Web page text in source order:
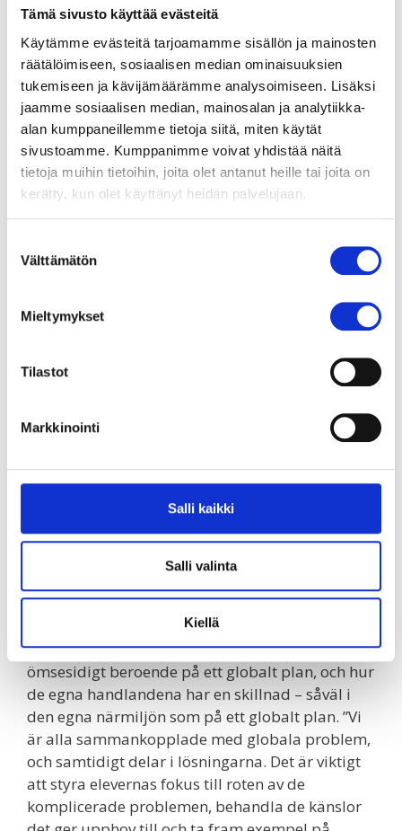
Tämä sivusto käyttää evästeitä
Käytämme evästeitä tarjoamamme sisällön ja mainosten
räätälöimiseen, sosiaalisen median ominaisuuksien
tukemiseen ja kävijämäärämme analysoimiseen. Lisäksi
jaamme sosiaalisen median, mainosalan ja analytiikka-
alan kumppaneillemme tietoja siitä, miten käytät
sivustoamme. Kumppanimme voivat yhdistää näitä
tietoja muihin tietoihin, joita olet antanut heille tai joita on
kerätty, kun olet käyttänyt heidän palvelujaan.
valinta
Välttämätön
Mieltymykset
Tilastot
Markkinointi
Salli kaikki
Salli valinta
Kiellä
diskussionerna funderade man över lärar-yrket
sätten att påverka i samhället. ”Läraren kan
påverka de enstaka ungdomarna och
åstadkomma förändringar i attityder, tankesätt
och till och med beteendet”, konstaterade en av
de blivande lärarna.
”För att kunna skapa en hållbar framtid och ett
värden och målsättningar, och potentiellt
omvärderar de tillvägagångssätt man vant sig
vid,” säger Anna Kivimäki, Dagsverkes planerar
för global fostran.
Centralt i global fostran är att stöda eleverna att
själva betrakta världens fenomen och delta i
övningarna. Det är viktigt att öka förståelsen för
ömsesidigt beroende på ett globalt plan, och hur
de egna handlandena har en skillnad – såväl i
den egna närmiljön som på ett globalt plan. ”Vi
är alla sammankopplade med globala problem,
och samtidigt delar i lösningarna. Det är viktigt
att styra elevernas fokus till roten av de
komplicerade problemen, behandla de känslor